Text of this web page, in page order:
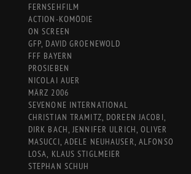
FERNSEHFILM
ACTION-KOMÖDIE
ON SCREEN
GFP, DAVID GROENEWOLD
FFF BAYERN
PROSIEBEN
NICOLAI AUER
MÄRZ 2006
SEVENONE INTERNATIONAL
CHRISTIAN TRAMITZ, DOREEN JACOBI,
DIRK BACH, JENNIFER ULRICH, OLIVER
MASUCCI, ADELE NEUHAUSER, ALFONSO
LOSA, KLAUS STIGLMEIER
STEPHAN SCHUH